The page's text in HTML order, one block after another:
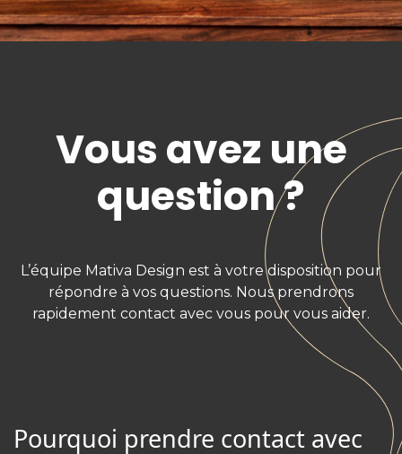
Vous avez une
question ?
L’équipe Mativa Design est à votre disposition pour
répondre à vos questions. Nous prendrons
rapidement contact avec vous pour vous aider.
Pourquoi prendre contact avec